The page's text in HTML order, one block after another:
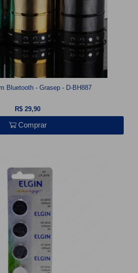
Bluetooth - Grasep - D-BH887
R$ 29,90
Comprar